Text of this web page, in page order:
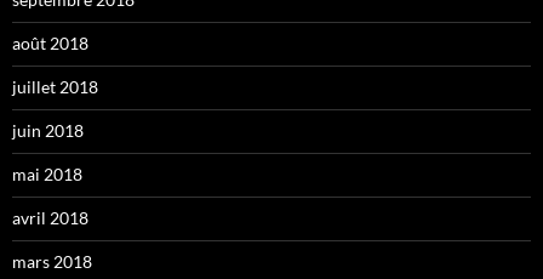
août 2018
juillet 2018
juin 2018
mai 2018
avril 2018
mars 2018